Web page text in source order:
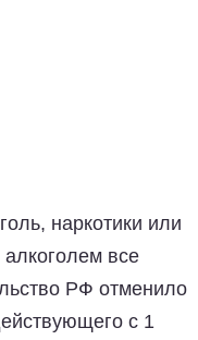
наркотики или
все
РФ отменило
с 1